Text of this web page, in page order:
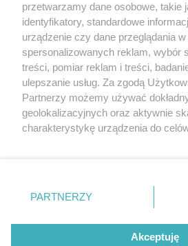
Zawiercie.
Gruzina, który
sklepy. Przyznał
na wydalenie z
2026
Nie zapomnij
zapoznać się z:
polityką prywatności
Twojemiasto
Piekary Śląskie
Chorzów
Tarnowskie Góry
Gliwice
przetwarzamy dane osobowe, takie
identyfikatory, standardowe
urządzenie czy dane przeglądania
spersonalizowanych reklam, wybór
treści, pomiar reklam i treści,
ulepszanie usług. Za zgodą
Partnerzy możemy używać
geolokalizacyjnych oraz aktywnie
charakterystykę urządzenia do
zmienić/wycofać klikając przycisk
znajdujący się w lewym dolnym
rodzaje przetwarzania danych nie
użytkownika, ale masz prawo
PARTNERZY
Akceptuję